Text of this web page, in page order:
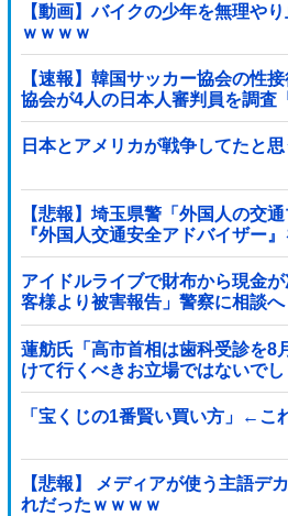
【動画】バイクの少年を無理や
ｗｗｗｗ
【速報】韓国サッカー協会の性
協会が4人の日本人審判員を調査
ます」
日本とアメリカが戦争してたと
【悲報】埼玉県警「外国人の交
『外国人交通安全アドバイザー
アイドルライブで財布から現金
客様より被害報告」警察に相談へ
蓮舫氏「高市首相は歯科受診を8
けて行くべきお立場ではないでし
「宝くじの1番賢い買い方」←こ
【悲報】 メディアが使う主語デ
れだったｗｗｗｗ